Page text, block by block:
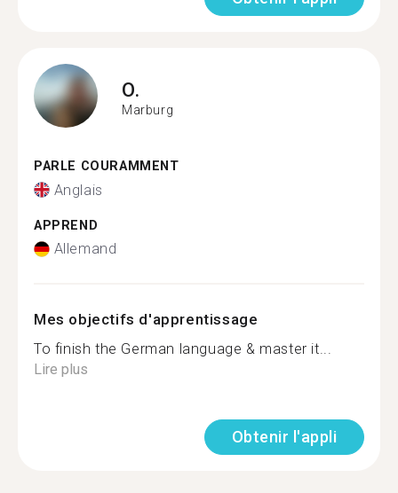
O.
Marburg
PARLE COURAMMENT
Anglais
APPREND
Allemand
Mes objectifs d'apprentissage
To finish the German language & master it...
Lire plus
Obtenir l'appli